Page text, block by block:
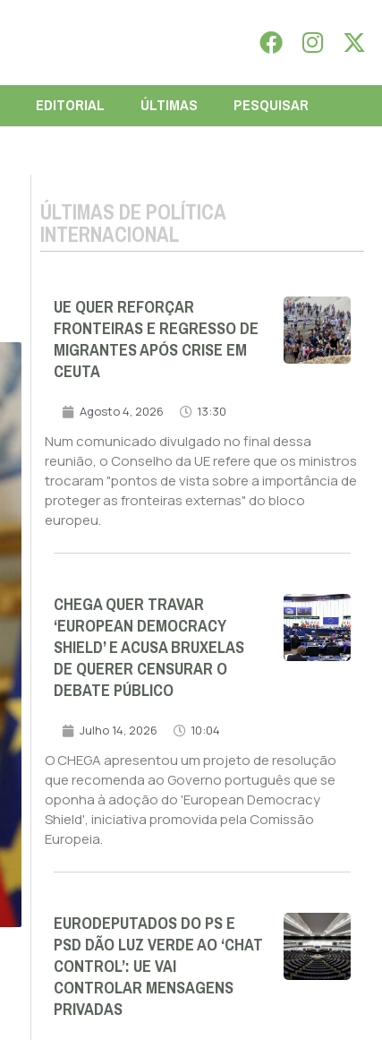
EDITORIAL ÚLTIMAS PESQUISAR
ÚLTIMAS DE POLÍTICA
INTERNACIONAL
UE QUER REFORÇAR
FRONTEIRAS E REGRESSO DE
MIGRANTES APÓS CRISE EM
CEUTA
Agosto 4, 2026 13:30
Num comunicado divulgado no final dessa
reunião, o Conselho da UE refere que os ministros
trocaram "pontos de vista sobre a importância de
proteger as fronteiras externas" do bloco
europeu.
CHEGA QUER TRAVAR
‘EUROPEAN DEMOCRACY
SHIELD’ E ACUSA BRUXELAS
DE QUERER CENSURAR O
DEBATE PÚBLICO
Julho 14, 2026 10:04
O CHEGA apresentou um projeto de resolução
que recomenda ao Governo português que se
oponha à adoção do 'European Democracy
Shield', iniciativa promovida pela Comissão
Europeia.
EURODEPUTADOS DO PS E
PSD DÃO LUZ VERDE AO ‘CHAT
CONTROL’: UE VAI
CONTROLAR MENSAGENS
PRIVADAS